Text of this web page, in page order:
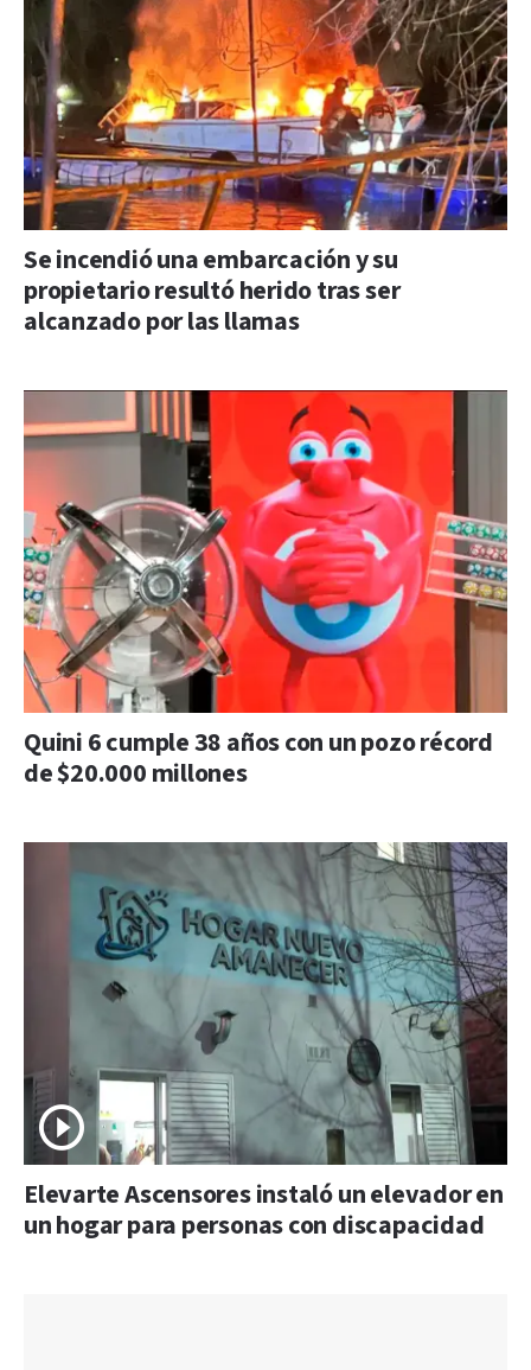
Se incendió una embarcación y su
propietario resultó herido tras ser
alcanzado por las llamas
Quini 6 cumple 38 años con un pozo récord
de $20.000 millones
Elevarte Ascensores instaló un elevador en
un hogar para personas con discapacidad